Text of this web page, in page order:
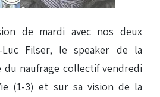
de mardi avec nos deux
Luc Filser, le speaker de la
du naufrage collectif vendredi
(1-3) et sur sa vision de la